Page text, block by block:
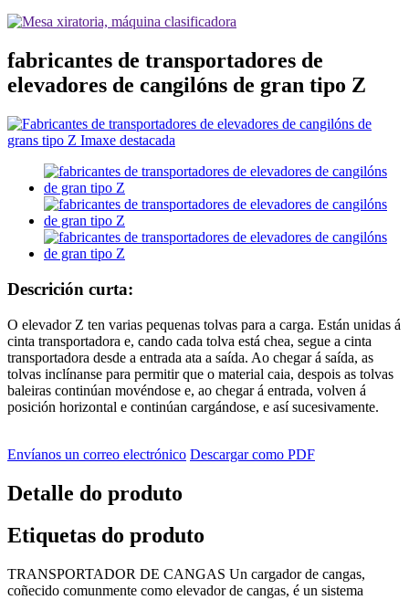
fabricantes de transportadores de
elevadores de cangilóns de gran tipo Z
Descrición curta:
O elevador Z ten varias pequenas tolvas para a carga. Están unidas á
cinta transportadora e, cando cada tolva está chea, segue a cinta
transportadora desde a entrada ata a saída. Ao chegar á saída, as
tolvas inclínanse para permitir que o material caia, despois as tolvas
baleiras continúan movéndose e, ao chegar á entrada, volven á
posición horizontal e continúan cargándose, e así sucesivamente.
Envíanos un correo electrónico Descargar como PDF
Detalle do produto
Etiquetas do produto
TRANSPORTADOR DE CANGAS Un cargador de cangas,
coñecido comunmente como elevador de cangas, é un sistema